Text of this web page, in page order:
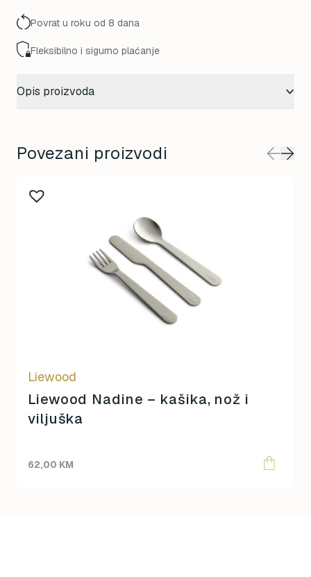
Povrat u roku od 8 dana
Fleksibilno i sigurno plaćanje
Opis proizvoda
Povezani proizvodi
Liewood
Liewood Nadine – kašika, nož i
viljuška
62,00 KM